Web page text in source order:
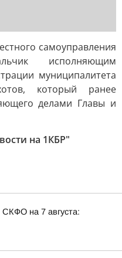
самоуправления
исполняющим
муниципалитета
который ранее
делами Главы и
на 1КБР"
СКФО на 7 августа: